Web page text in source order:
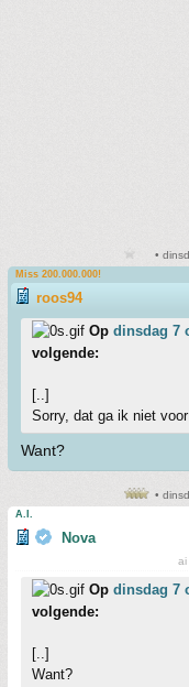
•
Miss 200.000.000!
roos94
Op dinsdag 7
volgende:
[..]
Sorry, dat ga ik niet
Want?
•
A.I.
Nova
ai
Op dinsdag 7
volgende:
[..]
Want?